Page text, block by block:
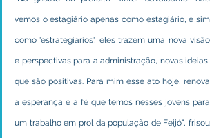
vemos o estagiário apenas como estagiário, e sim
como 'estrategiários', eles trazem uma nova visão
e perspectivas para a administração, novas ideias,
que são positivas. Para mim esse ato hoje, renova
a esperança e a fé que temos nesses jovens para
um trabalho em prol da população de Feijó", frisou